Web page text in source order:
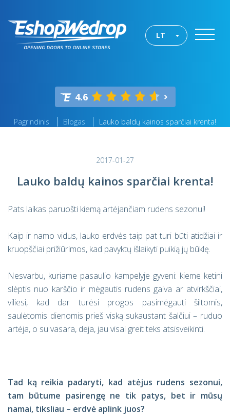
LT
4.6
Pagrindinis Blogas Lauko baldų kainos sparčiai krenta!
2017-01-27
Lauko baldų kainos sparčiai krenta!
Pats laikas paruošti kiemą artėjančiam rudens sezonui!
Kaip ir namo vidus, lauko erdvės taip pat turi būti atidžiai ir
kruopščiai prižiūrimos, kad pavyktų išlaikyti puikią jų būklę.
Nesvarbu, kuriame pasaulio kampelyje gyveni: kieme ketini
slėptis nuo karščio ir mėgautis rudens gaiva ar atvirkščiai,
viliesi, kad dar turėsi progos pasimėgauti šiltomis,
saulėtomis dienomis prieš viską sukaustant šalčiui – ruduo
artėja, o su vasara, deja, jau visai greit teks atsisveikinti.
Tad ką reikia padaryti, kad atėjus rudens sezonui,
tam būtume pasirengę ne tik patys, bet ir mūsų
namai, tiksliau – erdvė aplink juos?